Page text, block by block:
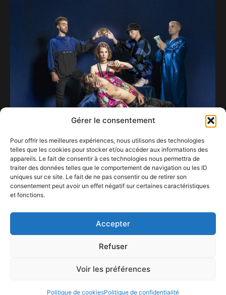
Gérer le consentement
Pour offrir les meilleures expériences, nous utilisons des technologies
telles que les cookies pour stocker et/ou accéder aux informations des
appareils. Le fait de consentir à ces technologies nous permettra de
traiter des données telles que le comportement de navigation ou les ID
uniques sur ce site. Le fait de ne pas consentir ou de retirer son
consentement peut avoir un effet négatif sur certaines caractéristiques
et fonctions.
Accepter
Refuser
Voir les préférences
Politique de cookiesPolitique de confidentialité
2 décembre 2020